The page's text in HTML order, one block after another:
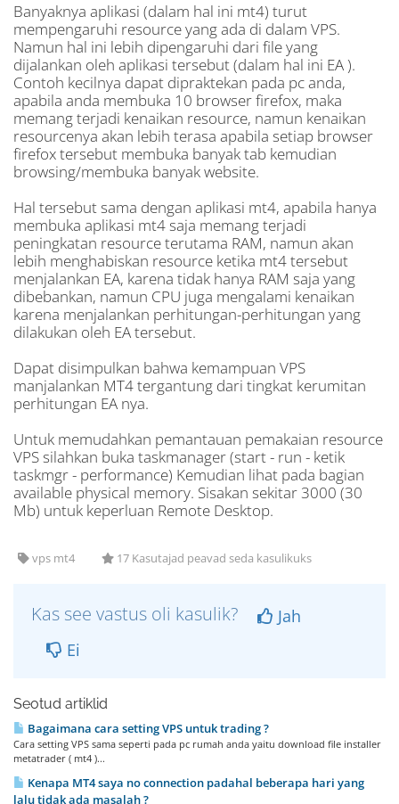
Banyaknya aplikasi (dalam hal ini mt4) turut
mempengaruhi resource yang ada di dalam VPS.
Namun hal ini lebih dipengaruhi dari file yang
dijalankan oleh aplikasi tersebut (dalam hal ini EA ).
Contoh kecilnya dapat dipraktekan pada pc anda,
apabila anda membuka 10 browser firefox, maka
memang terjadi kenaikan resource, namun kenaikan
resourcenya akan lebih terasa apabila setiap browser
firefox tersebut membuka banyak tab kemudian
browsing/membuka banyak website.
Hal tersebut sama dengan aplikasi mt4, apabila hanya
membuka aplikasi mt4 saja memang terjadi
peningkatan resource terutama RAM, namun akan
lebih menghabiskan resource ketika mt4 tersebut
menjalankan EA, karena tidak hanya RAM saja yang
dibebankan, namun CPU juga mengalami kenaikan
karena menjalankan perhitungan-perhitungan yang
dilakukan oleh EA tersebut.
Dapat disimpulkan bahwa kemampuan VPS
manjalankan MT4 tergantung dari tingkat kerumitan
perhitungan EA nya.
Untuk memudahkan pemantauan pemakaian resource
VPS silahkan buka taskmanager (start - run - ketik
taskmgr - performance) Kemudian lihat pada bagian
available physical memory. Sisakan sekitar 3000 (30
Mb) untuk keperluan Remote Desktop.
vps mt4 17 Kasutajad peavad seda kasulikuks
Kas see vastus oli kasulik?
Jah
Ei
Seotud artiklid
Bagaimana cara setting VPS untuk trading ?
Cara setting VPS sama seperti pada pc rumah anda yaitu download file installer
metatrader ( mt4 )...
Kenapa MT4 saya no connection padahal beberapa hari yang
lalu tidak ada masalah ?